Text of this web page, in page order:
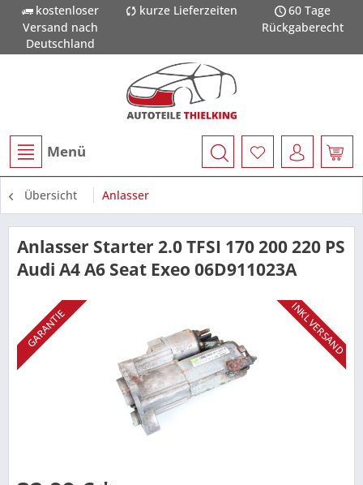
kostenloser
Versand nach
Deutschland
kurze Lieferzeiten
60 Tage
Rückgaberecht
Menü
Übersicht Anlasser
Anlasser Starter 2.0 TFSI 170 200 220 PS
Audi A4 A6 Seat Exeo 06D911023A
GARANTIE INKL VERSAND